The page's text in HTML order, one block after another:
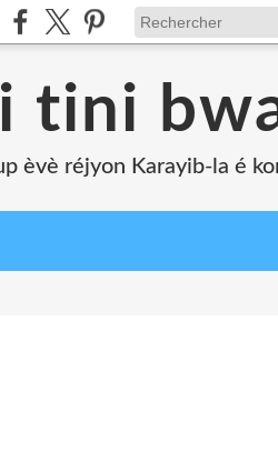
tini
èvè réjyon Karayib-la é